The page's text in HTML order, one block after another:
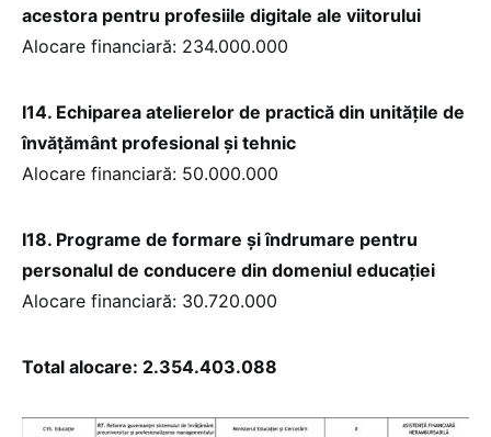
acestora pentru profesiile digitale ale viitorului
Alocare financiară: 234.000.000
I14. Echiparea atelierelor de practică din unitățile de
învățământ profesional și tehnic
Alocare financiară: 50.000.000
I18. Programe de formare și îndrumare pentru
personalul de conducere din domeniul educației
Alocare financiară: 30.720.000
Total alocare: 2.354.403.088